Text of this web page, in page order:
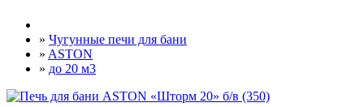
» Чугунные печи для бани
» ASTON
» до 20 м3